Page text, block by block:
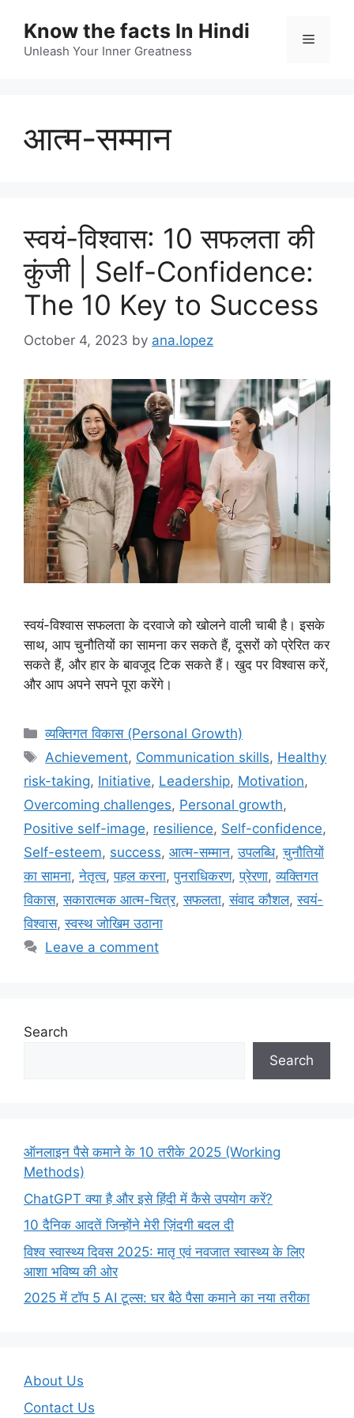
content
Know the facts In Hindi
Unleash Your Inner Greatness
Menu
आत्म-सम्मान
स्वयं-विश्वास: 10 सफलता की
कुंजी | Self-Confidence:
The 10 Key to Success
October 4, 2023 by ana.lopez
स्वयं-विश्वास सफलता के दरवाजे को खोलने वाली चाबी है। इसके
साथ, आप चुनौतियों का सामना कर सकते हैं, दूसरों को प्रेरित कर
सकते हैं, और हार के बावजूद टिक सकते हैं। खुद पर विश्वास करें,
और आप अपने सपने पूरा करेंगे।
Categories
व्यक्तिगत विकास (Personal Growth)
Tags
Achievement, Communication skills, Healthy
risk-taking, Initiative, Leadership, Motivation,
Overcoming challenges, Personal growth,
Positive self-image, resilience, Self-confidence,
Self-esteem, success, आत्म-सम्मान,उपलब्धि,चुनौतियों
का सामना,नेतृत्व,पहल करना,पुनराधिकरण,प्रेरणा,व्यक्तिगत
विकास,सकारात्मक आत्म-चित्र,सफलता,संवाद कौशल,स्वयं-
विश्वास,स्वस्थ जोखिम उठाना
Leave a comment
Search
Search
ऑनलाइन पैसे कमाने के 10 तरीके 2025 (Working
Methods)
ChatGPT क्या है और इसे हिंदी में कैसे उपयोग करें?
10 दैनिक आदतें जिन्होंने मेरी ज़िंदगी बदल दी
विश्व स्वास्थ्य दिवस 2025: मातृ एवं नवजात स्वास्थ्य के लिए
आशा भविष्य की ओर
2025 में टॉप 5 AI टूल्स: घर बैठे पैसा कमाने का नया तरीका
About Us
Contact Us